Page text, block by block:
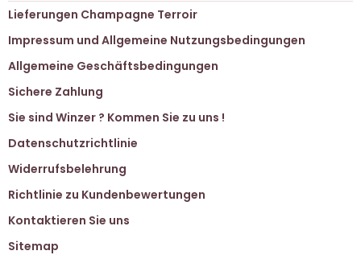
Lieferungen Champagne Terroir
Impressum und Allgemeine Nutzungsbedingungen
Allgemeine Geschäftsbedingungen
Sichere Zahlung
Sie sind Winzer ? Kommen Sie zu uns !
Datenschutzrichtlinie
Widerrufsbelehrung
Richtlinie zu Kundenbewertungen
Kontaktieren Sie uns
Sitemap